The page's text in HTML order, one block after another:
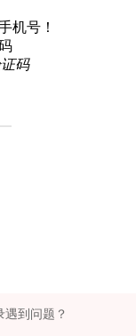
机号！
码
遇到问题？